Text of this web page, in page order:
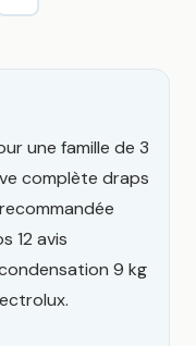
une famille de 3
complète draps
12 avis
9 kg